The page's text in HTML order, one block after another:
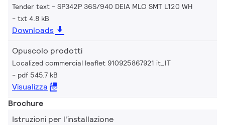
Tender text - SP342P 36S/940 DEIA MLO SMT L120 WH
txt 4.8 kB
Downloads
Opuscolo prodotti
Localized commercial leaflet 910925867921 it_IT
pdf 545.7 kB
Visualizza
Brochure
Istruzioni per l'installazione